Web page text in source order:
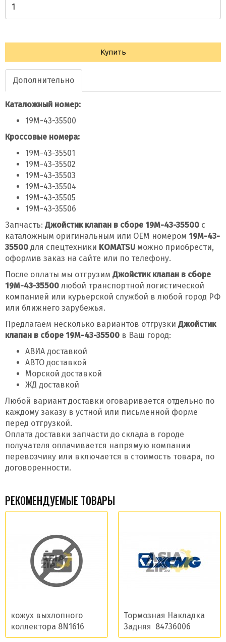
Купить
Дополнительно
Каталожный номер:
19M-43-35500
Кроссовые номера:
19M-43-35501
19M-43-35502
19M-43-35503
19M-43-35504
19M-43-35505
19M-43-35506
Запчасть: Джойстик клапан в сборе 19M-43-35500 с
каталожным оригинальным или OEM номером 19M-43-
35500 для спецтехники KOMATSU можно приобрести,
оформив заказ на сайте или по телефону.
После оплаты мы отгрузим Джойстик клапан в сборе
19M-43-35500 любой транспортной логистической
компанией или курьерской службой в любой город РФ
или ближнего зарубежья.
Предлагаем несколько вариантов отгрузки Джойстик
клапан в сборе 19M-43-35500 в Ваш город:
АВИА доставкой
АВТО доставкой
Морской доставкой
ЖД доставкой
Любой вариант доставки оговаривается отдельно по
каждому заказу в устной или письменной форме
перед отгрузкой.
Оплата доставки запчасти до склада в городе
получателя оплачивается напрямую компании
перевозчику или включается в стоимость товара, по
договоренности.
РЕКОМЕНДУЕМЫЕ ТОВАРЫ
кожух выхлопного
коллектора 8N1616
Тормозная Накладка
Задняя 84736006